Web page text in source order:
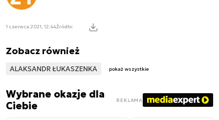
1 czerwca 2021, 12:44Źródło:
Zobacz również
ALAKSANDR ŁUKASZENKA pokaż wszystkie
Wybrane okazje dla
Ciebie
REKLAMA